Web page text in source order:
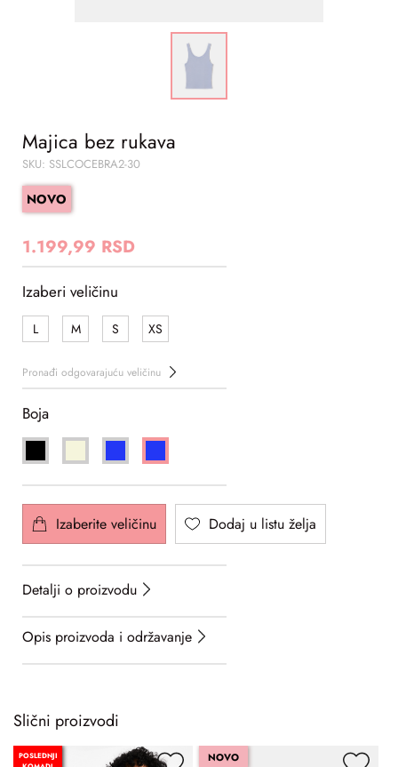
Majica bez rukava
SKU: SSLCOCEBRA2-30
NOVO
1.199,99 RSD
Izaberi veličinu
L M S XS
Pronađi odgovarajuću veličinu
Boja
Izaberite veličinu Dodaj u listu želja
Detalji o proizvodu
Opis proizvoda i održavanje
Slični proizvodi
POSLEDNJI
NOVO